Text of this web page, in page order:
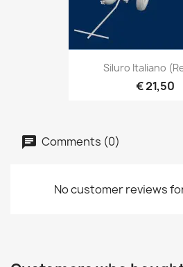
Siluro Italiano
€ 21,50
Comments (0)
No customer reviews